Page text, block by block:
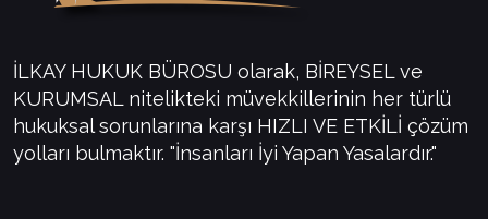
İLKAY HUKUK BÜROSU olarak, BİREYSEL ve
KURUMSAL nitelikteki müvekkillerinin her türlü
hukuksal sorunlarına karşı HIZLI VE ETKİLİ çözüm
yolları bulmaktır. "İnsanları İyi Yapan Yasalardır."